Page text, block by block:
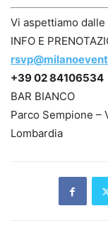
Vi aspettiamo dalle
INFO E
+39 02 84106534
BAR BIANCO
Parco Sempione –
Lombardia